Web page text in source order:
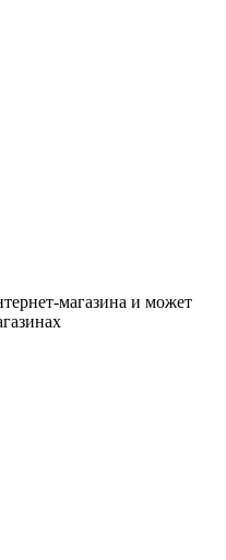
магазина и может